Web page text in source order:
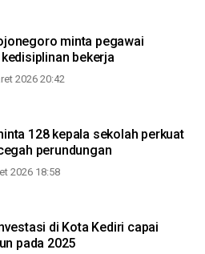
minta pegawai
bekerja
2026 20:42
128 kepala sekolah perkuat
perundungan
2026 18:58
di Kota Kediri capai
pada 2025